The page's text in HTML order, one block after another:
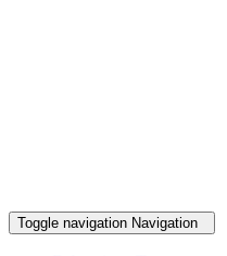
Toggle navigation Navigation